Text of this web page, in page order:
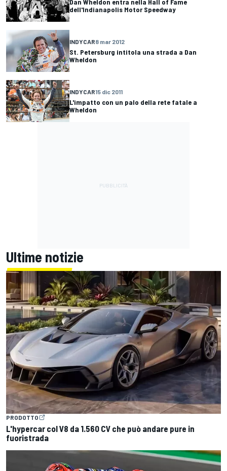
Dan Wheldon entra nella Hall of Fame
dell'Indianapolis Motor Speedway
INDYCAR8 mar 2012
St. Petersburg intitola una strada a Dan
Wheldon
INDYCAR15 dic 2011
L'impatto con un palo della rete fatale a
Wheldon
Ultime notizie
PRODOTTO
L'hypercar col V8 da 1.560 CV che può andare pure in
fuoristrada